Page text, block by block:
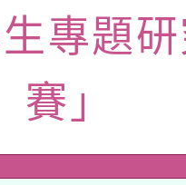
院辦理「
位及節水達
日(星期六
祈福系列
」
年度第2次
告(無人
行動站研
專題
賽」